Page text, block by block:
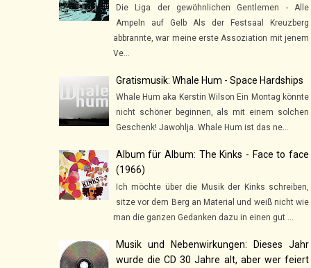
Die Liga der gewöhnlichen Gentlemen - Alle
Ampeln auf Gelb Als der Festsaal Kreuzberg
abbrannte, war meine erste Assoziation mit jenem
Ve...
Gratismusik: Whale Hum - Space Hardships
Whale Hum aka Kerstin Wilson Ein Montag könnte
nicht schöner beginnen, als mit einem solchen
Geschenk! Jawohlja. Whale Hum ist das ne...
Album für Album: The Kinks - Face to face
(1966)
Ich möchte über die Musik der Kinks schreiben,
sitze vor dem Berg an Material und weiß nicht wie
man die ganzen Gedanken dazu in einen gut ...
Musik und Nebenwirkungen: Dieses Jahr
wurde die CD 30 Jahre alt, aber wer feiert